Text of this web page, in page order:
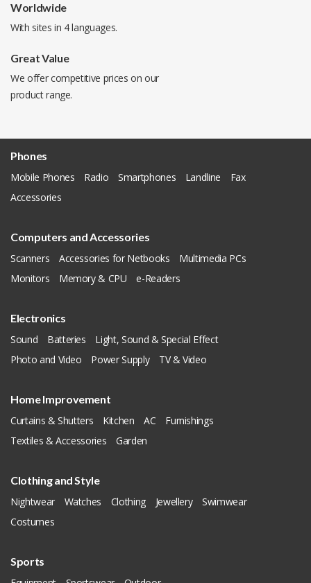
Worldwide
With sites in 4 languages.
Great Value
We offer competitive prices on our
product range.
Phones
Mobile Phones
Radio Smartphones Landline
Fax
Accessories
Computers and Accessories
Scanners
Accessories for Netbooks
Multimedia PCs
Monitors
Memory & CPU e-Readers
Electronics
Sound
Batteries
Light, Sound & Special Effect
Photo and Video
Power Supply TV & Video
Home Improvement
Curtains & Shutters
Kitchen AC
Furnishings
Textiles & Accessories
Garden
Clothing and Style
Nightwear
Watches Clothing Jewellery
Swimwear
Costumes
Sports